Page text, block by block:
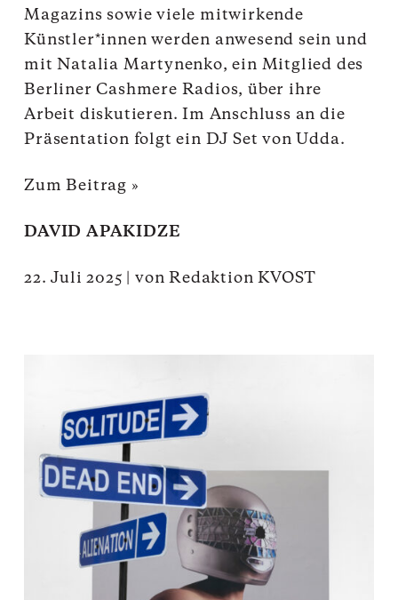
Magazins sowie viele mitwirkende
Künstler*innen werden anwesend sein und
mit Natalia Martynenko, ein Mitglied des
Berliner Cashmere Radios, über ihre
Arbeit diskutieren. Im Anschluss an die
Präsentation folgt ein DJ Set von Udda.
Zum Beitrag »
DAVID APAKIDZE
22. Juli 2025 |von Redaktion KVOST